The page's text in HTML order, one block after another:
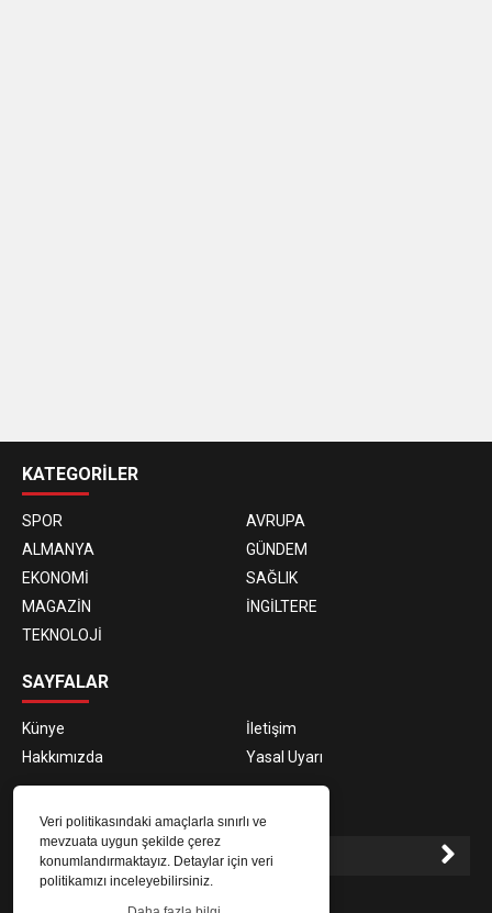
Veri politikasındaki amaçlarla sınırlı ve
mevzuata uygun şekilde çerez
konumlandırmaktayız. Detaylar için veri
politikamızı inceleyebilirsiniz.
siteleri
KATEGORİLER
SPOR
AVRUPA
ALMANYA
GÜNDEM
EKONOMİ
SAĞLIK
MAGAZİN
İNGİLTERE
TEKNOLOJİ
SAYFALAR
Künye
İletişim
Hakkımızda
Yasal Uyarı